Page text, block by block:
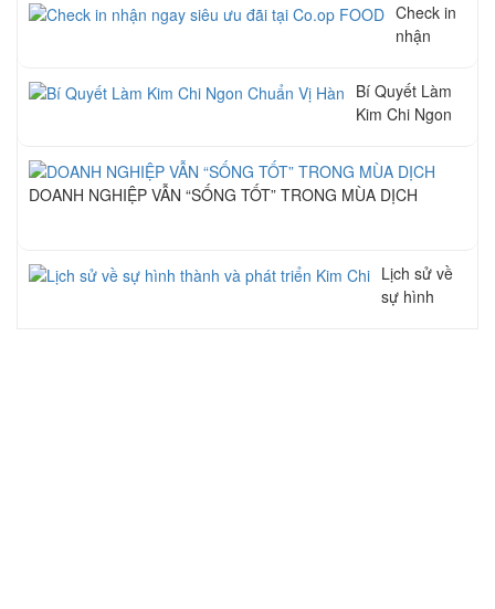
Check in
nhận
ưu đãi tại
Co.op
FOOD
Bí Quyết Làm
Kim Chi Ngon
DOANH NGHIỆP VẪN “SỐNG TỐT” TRONG MÙA DỊCH
Lịch sử về
sự hình